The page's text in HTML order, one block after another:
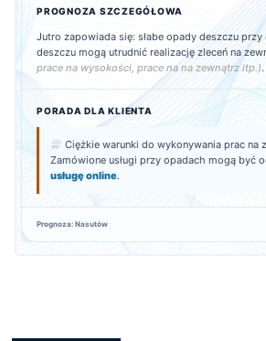
PROGNOZA SZCZEGÓŁOWA
Jutro zapowiada się: słabe opady deszczu przy
deszczu mogą utrudnić realizację zleceń na
prace na wysokości, prace na na zewnątrz itp.).
PORADA DLA KLIENTA
Ciężkie warunki do wykonywania prac na
Zamówione usługi przy opadach mogą być
usługę online.
Prognoza: Nasutów